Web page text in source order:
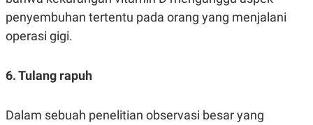
penyembuhan tertentu pada orang yang menjalani
operasi gigi.
6. Tulang rapuh
Dalam sebuah penelitian observasi besar yang